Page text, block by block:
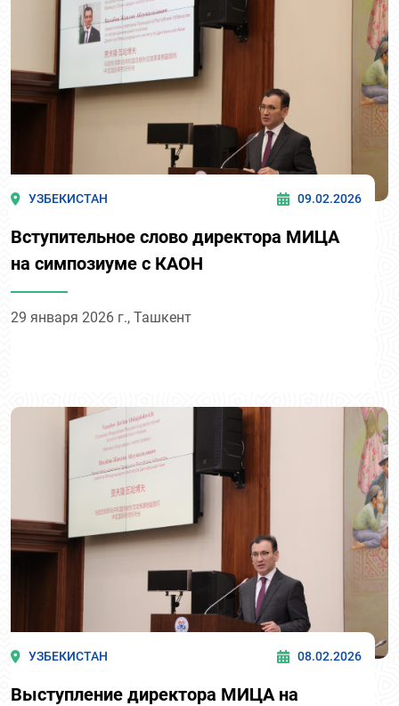
УЗБЕКИСТАН 09.02.2026
Вступительное слово директора МИЦА
на симпозиуме с КАОН
29 января 2026 г., Ташкент
УЗБЕКИСТАН 08.02.2026
Выступление директора МИЦА на